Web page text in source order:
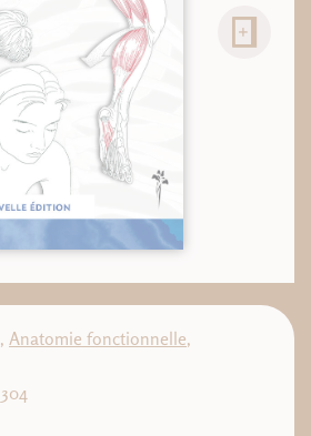
, Anatomie fonctionnelle,
304